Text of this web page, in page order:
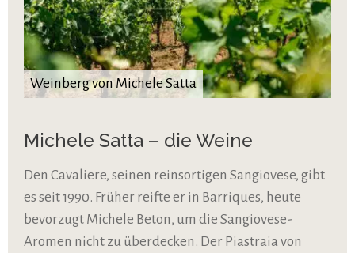
Weinberg von Michele Satta
Michele Satta – die Weine
Den Cavaliere, seinen reinsortigen Sangiovese, gibt
es seit 1990. Früher reifte er in Barriques, heute
bevorzugt Michele Beton, um die Sangiovese-
Aromen nicht zu überdecken. Der Piastraia von